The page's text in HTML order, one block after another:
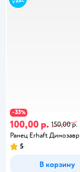
−33%
100,00 р. 150,00 р.
Ранец Erhaft Динозавр
5
В корзину